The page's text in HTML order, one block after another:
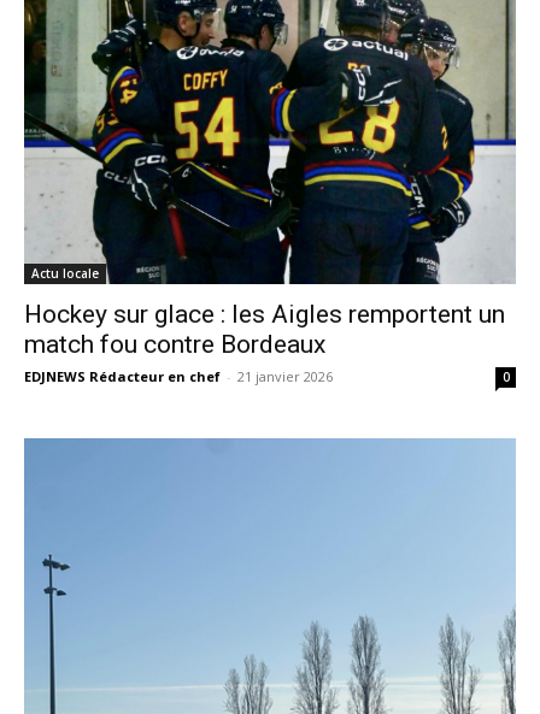
Actu locale
Hockey sur glace : les Aigles remportent un
match fou contre Bordeaux
EDJNEWS Rédacteur en chef - 21 janvier 2026 0